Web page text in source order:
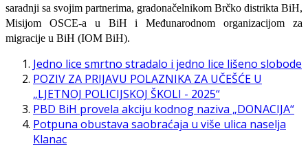
saradnji sa svojim partnerima, gradonačelnikom Brčko distrikta BiH,
Misijom OSCE-a u BiH i Međunarodnom organizacijom za
migracije u BiH (IOM BiH).
Jedno lice smrtno stradalo i jedno lice lišeno slobode
POZIV ZA PRIJAVU POLAZNIKA ZA UČEŠĆE U
„LJETNOJ POLICIJSKOJ ŠKOLI - 2025“
PBD BiH provela akciju kodnog naziva „DONACIJA“
Potpuna obustava saobraćaja u više ulica naselja
Klanac